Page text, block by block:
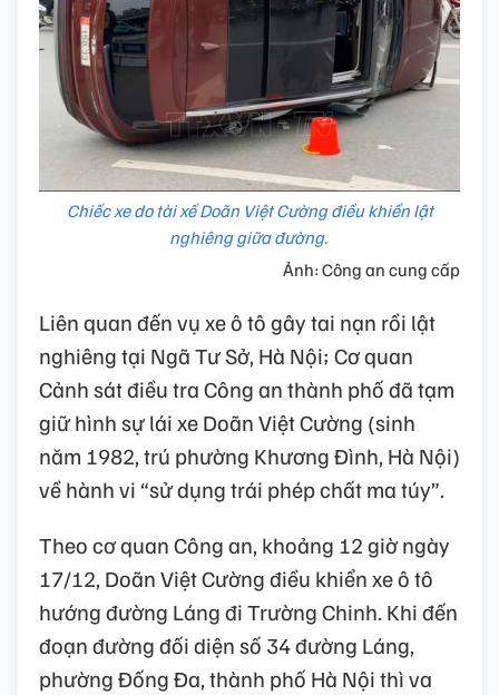
Chiếc xe do tài xế Doãn Việt Cường điều khiển lật
nghiêng giữa đường.
Ảnh: Công an cung cấp
Liên quan đến vụ xe ô tô gây tai nạn rồi lật
nghiêng tại Ngã Tư Sở, Hà Nội; Cơ quan
Cảnh sát điều tra Công an thành phố đã tạm
giữ hình sự lái xe Doãn Việt Cường (sinh
năm 1982, trú phường Khương Đình, Hà Nội)
về hành vi “sử dụng trái phép chất ma túy”.
Theo cơ quan Công an, khoảng 12 giờ ngày
17/12, Doãn Việt Cường điều khiển xe ô tô
hướng đường Láng đi Trường Chinh. Khi đến
đoạn đường đối diện số 34 đường Láng,
phường Đống Đa, thành phố Hà Nội thì va